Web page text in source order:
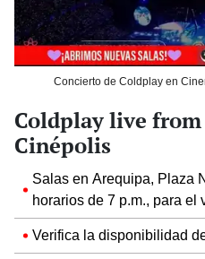
Concierto de Coldplay en
Coldplay live
Cinépolis
Salas en Arequipa, Plaza
horarios de 7 p.m., para el
Verifica la disponibilidad